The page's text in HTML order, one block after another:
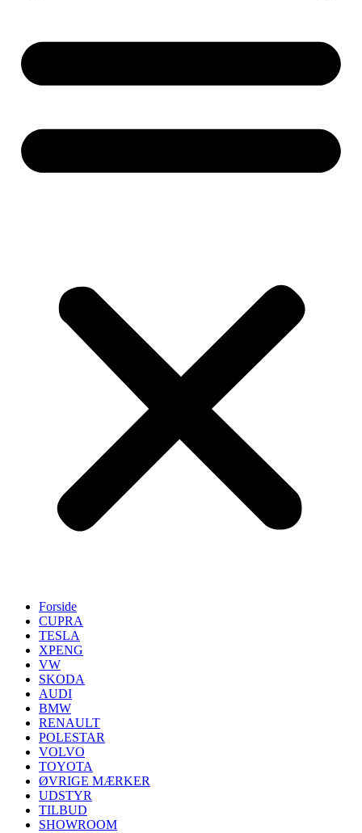
Forside
CUPRA
TESLA
XPENG
VW
SKODA
AUDI
BMW
RENAULT
POLESTAR
VOLVO
TOYOTA
ØVRIGE MÆRKER
UDSTYR
TILBUD
SHOWROOM